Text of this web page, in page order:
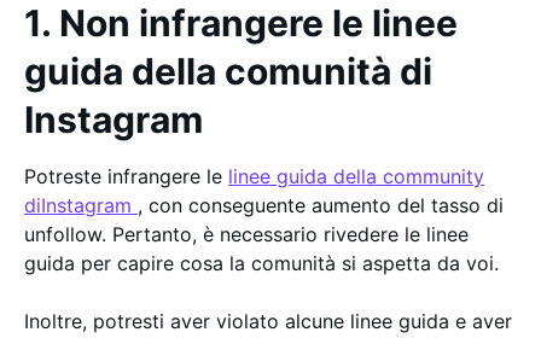
1. Non infrangere le linee
guida della comunità di
Instagram
Potreste infrangere le linee guida della community
diInstagram , con conseguente aumento del tasso di
unfollow. Pertanto, è necessario rivedere le linee
guida per capire cosa la comunità si aspetta da voi.
Inoltre, potresti aver violato alcune linee guida e aver